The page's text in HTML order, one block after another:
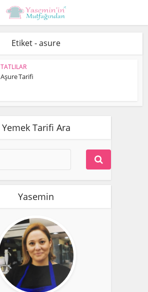
Etiket - asure
TATLILAR
Aşure Tarifi
Yemek Tarifi Ara
Yasemin